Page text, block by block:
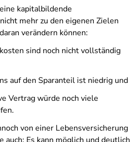
kapitalbildende
mehr zu den eigenen Zielen
verändern können:
sind noch nicht vollständig
auf den Sparanteil ist niedrig und
Vertrag würde noch viele
von einer Lebensversicherung